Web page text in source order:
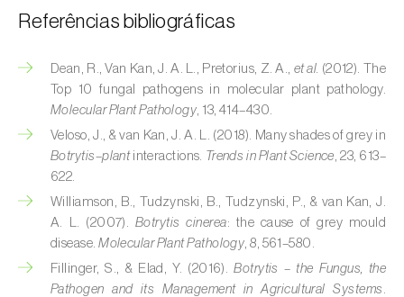
Referências bibliográficas
Dean, R., Van Kan, J. A. L., Pretorius, Z. A., et al. (2012). The
Top 10 fungal pathogens in molecular plant pathology.
Molecular Plant Pathology , 13, 414–430.
Veloso, J., & van Kan, J. A. L. (2018). Many shades of grey in
Botrytis–plantinteractions. Trends in Plant Science , 23, 613–
622.
Williamson, B., Tudzynski, B., Tudzynski, P., & van Kan, J.
A. L. (2007).Botrytis cinerea: the cause of grey mould
disease.Molecular Plant Pathology , 8, 561–580.
Fillinger, S., & Elad, Y. (2016).Botrytis – the Fungus, the
Pathogen and its Management in Agricultural Systems